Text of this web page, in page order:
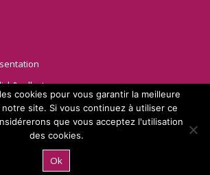
informations
cookies pour vous garantir la meilleure
site. Si vous continuez à utiliser ce
que vous acceptez l'utilisation
des cookies.
Ok